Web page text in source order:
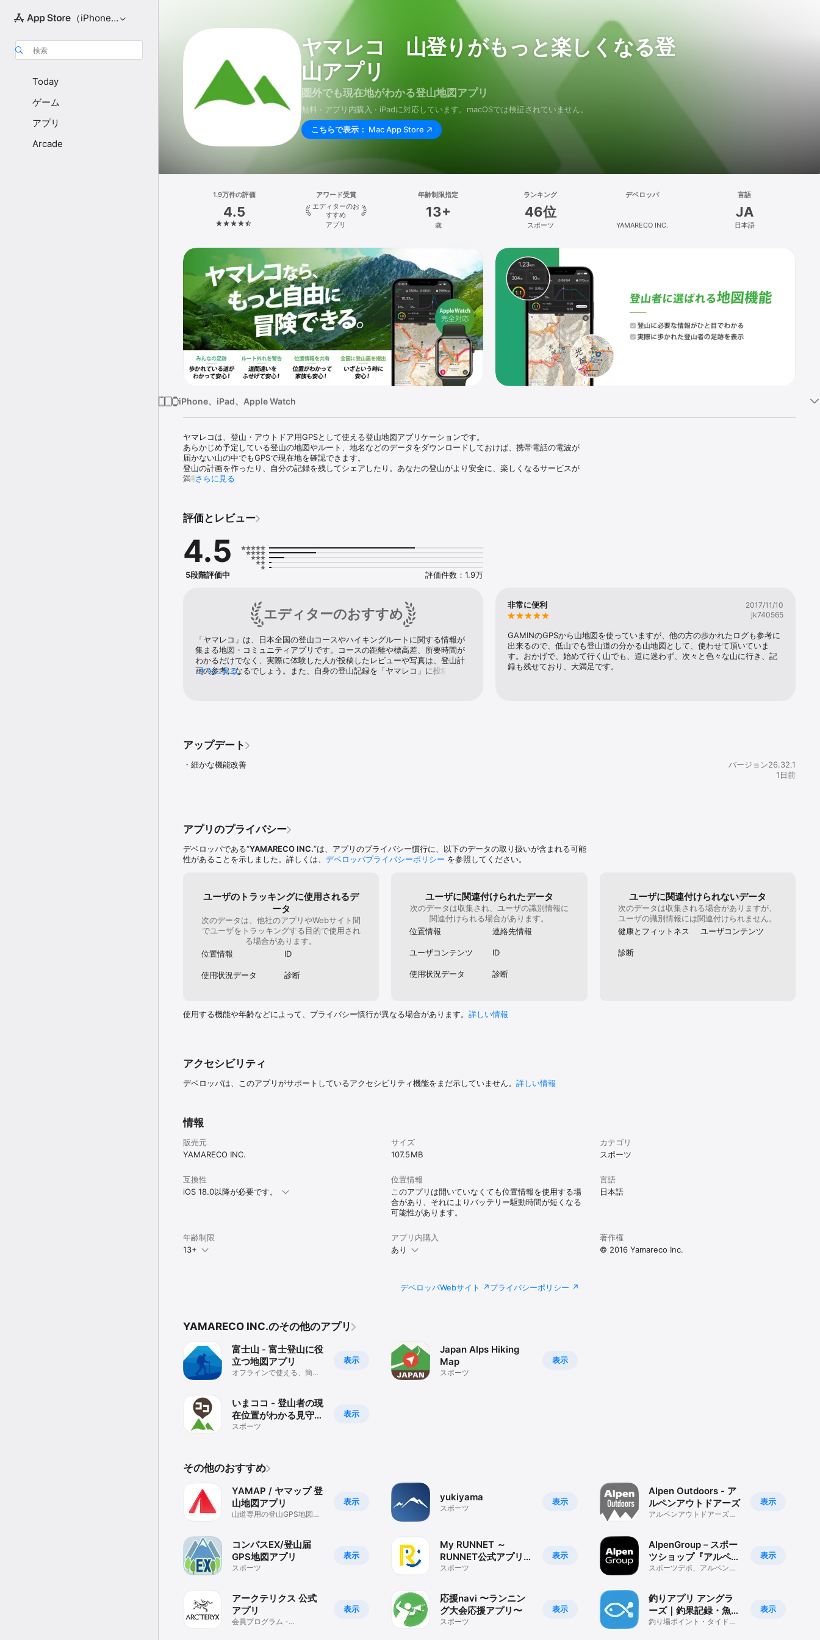
（iPhone向け）
検索
Today
ゲーム
アプリ
Arcade
ヤマレコ 山登りがもっと楽しくなる登
山アプリ
圏外でも現在地がわかる登山地図アプリ
無料 · アプリ内購入 · iPadに対応しています。macOSでは検証されていません。
こちらで表示： Mac App Store
1.9万件の評価
4.5
アワード受賞
エディターのお
すすめ
アプリ
年齢制限指定
13+
歳
ランキング
46位
スポーツ
デベロッパ
YAMARECO INC.
言語
JA
日本語
iPhone、iPad、Apple Watch
ヤマレコは、登山・アウトドア用GPSとして使える登山地図アプリケーションです。
あらかじめ予定している登山の地図やルート、地名などのデータをダウンロードしておけば、携帯電話の電波が
届かない山の中でもGPSで現在地を確認できます。
登山の計画を作ったり、自分の記録を残してシェアしたり。あなたの登山がより安全に、楽しくなるサービスが
満載です！
山に行く前に地図を保存しておくことで、ネットに繋がっていない山の中でもGPS衛星からの電波を使って現在
地を特定し、地図を表示できます。
さらにヤマレコの「みんなの足跡」も重ねて表示されるので、実際にみんながどの場所を歩いているのか（登山
道がどこにあるか）が一目でわかります。
もちろんヤマレコに登録された地名データも入っているので、従来の登山地図に載っていないマイナーな山や峠
なども確認できます。
２）ルートと地図をセットでダウンロードできる
あらかじめ準備されたエリアの登山地図だけではなく、予定ルートと地図を一緒にダウンロードすることができ
ます。
３）登山計画が立てられる
手動でも予定ルートを入力できるので、バリエーションルートや沢登りなどの登山道を通らない登山計画を立て
４）登山で歩いた軌跡が残せる
５）現在位置を家族と共有できる
GPSログを取ると現在位置を定期的にヤマレコに残し、ヤマレコの「いまココ」アプリで現在地を確認できるよ
また、登山開始後に現在時刻・標高を定期的に音声でお知らせするスピーチ機能もご利用いただけます。
７）簡単に山行記録が残せる
GPSログを書き出すことや、直接ヤマレコに投稿することもできます。
８）最新の山の状況がわかる
また、その山に行きたいと思ったら、山のルートと地図をセットでダウンロードし、次の登山に役立てることも
できます。
Apple Watchでもオフラインで登山地図を確認できます。
みんなの足跡や予定ルート、登山の軌跡もiOSアプリと同じように表示されます。
一度情報を表示しておけば、オフラインでも天気予報を何度も確認できます。
■注意点
※GPSログを残す場合、バックグラウンドでGPS機能を継続して利用するため、GPSを利用しないアプリより電池
Continued use of GPS running in the background can dramatically decrease battery life.
※登山時は必ず紙の地図とコンパス、予備バッテリーと電源ケーブルの携行をお願いします。
登山が終わるたびに不要になったキャッシュを削除すれば、再度ダウンロードできます。
プレミアムプラン（有料）への加入で制限なくダウンロードできるようになります。
※「みんなの足跡」機能は実際に歩いた軌跡を表示していますが、バリエーションルートや季節によって通れない
道、廃道などが含まれる可能性があり、情報が常に正確であることを保証するものではありません。
登山の計画を立てる際に、必ずヤマレコのWebサイトや現地の関係機関などを通じて最新の情報を集めてから登
※圏外の場合はヤマレコのサーバーに位置情報を送れないため、いまココで現在地を確認できるまで時間がかかる
場合があります。ヤマレコのアプリがインターネットに繋がったタイミングで過去の位置情報をまとめて送りま
す。
認ください。
https://www.mt-compass.com/
※本アプリケーションを利用するには、ヤマレコへのユーザー登録が必要になります。
さらに見る
評価とレビュー
4.5
5段階評価中 評価件数：1.9万
エディターのおすすめ
「ヤマレコ」は、日本全国の登山コースやハイキングルートに関する情報が
集まる地図・コミュニティアプリです。コースの距離や標高差、所要時間が
わかるだけでなく、実際に体験した人が投稿したレビューや写真は、登山計
画の参考になるでしょう。また、自身の登山記録を「ヤマレコ」に投稿する
さらに見る
非常に便利
2017/11/10
jk740565
GAMINのGPSから山地図を使っていますが、他の方の歩かれたログも参考に
出来るので、低山でも登山道の分かる山地図として、使わせて頂いていま
す。おかげで、始めて行く山でも、道に迷わず、次々と色々な山に行き、記
録も残せており、大満足です。
アップデート
・細かな機能改善
バージョン26.32.1
1日前
アプリのプライバシー
デベロッパである“YAMARECO INC.”は、アプリのプライバシー慣行に、以下のデータの取り扱いが含まれる可能
性があることを示しました。詳しくは、 デベロッパプライバシーポリシー を参照してください。
ユーザのトラッキングに使用されるデ
ータ
次のデータは、他社のアプリやWebサイト間
でユーザをトラッキングする目的で使用され
る場合があります。
位置情報
ID
使用状況データ 診断
ユーザに関連付けられたデータ
次のデータは収集され、ユーザの識別情報に
関連付けられる場合があります。
位置情報
連絡先情報
ユーザコンテンツ ID
使用状況データ 診断
ユーザに関連付けられないデータ
次のデータは収集される場合がありますが、
ユーザの識別情報には関連付けられません。
健康とフィットネス
ユーザコンテンツ
診断
使用する機能や年齢などによって、プライバシー慣行が異なる場合があります。 詳しい情報
アクセシビリティ
デベロッパは、このアプリがサポートしているアクセシビリティ機能をまだ示していません。 詳しい情報
情報
販売元
YAMARECO INC.
サイズ
107.5 MB
カテゴリ
スポーツ
互換性
iOS 18.0以降が必要です。
位置情報
このアプリは開いていなくても位置情報を使用する場
合があり、それによりバッテリー駆動時間が短くなる
可能性があります。
言語
日本語
年齢制限
13+
アプリ内購入
あり
著作権
© 2016 Yamareco Inc.
デベロッパWebサイト プライバシーポリシー
YAMARECO INC.のその他のアプリ
表示
富士山 - 富士登山に役
立つ地図アプリ
オフラインで使える、簡単
表示
いまココ - 登山者の現
在位置がわかる見守り
アプリ
スポーツ
表示
Japan Alps Hiking
Map
スポーツ
その他のおすすめ
表示
YAMAP / ヤマップ 登
山地図アプリ
山道専用の登山GPS地図ア
表示
コンパスEX/登山届
GPS地図アプリ
スポーツ
表示
アークテリクス 公式
アプリ
会員プログラム -
表示
yukiyama
スポーツ
表示
My RUNNET ～
RUNNET公式アプリ
～
スポーツ
表示
応援navi 〜ランニン
グ大会応援アプリ〜
スポーツ
表示
Alpen Outdoors - ア
ルペンアウトドアーズ
アルペンアウトドアーズ、
表示
AlpenGroup－スポー
ツショップ『アルペン
グループ』
スポーツデポ、アルペン、
表示
釣りアプリ アングラ
ーズ｜釣果記録・魚つ
り情報・潮見表に
釣り場ポイント・タイドグ